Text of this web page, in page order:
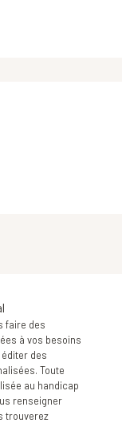
faire des
à vos besoins
des
Toute
au handicap
renseigner
trouverez